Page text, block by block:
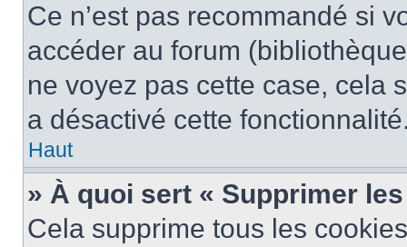
Ce n’est pas recommandé si
accéder au forum
ne voyez pas cette case, cela
a désactivé cette
Haut
» À quoi sert « Supprimer
Cela supprime tous les